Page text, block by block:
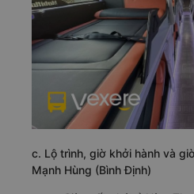
c. Lộ trình, giờ khởi hành và
Mạnh Hùng (Bình Định)